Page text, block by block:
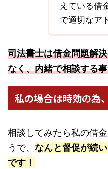
えている借
で適切なア
司法書士は借金問題解
なく、内緒で相談する
私の場合は時効の為
相談してみたら私の借
うで、 なんと督促が続
です！